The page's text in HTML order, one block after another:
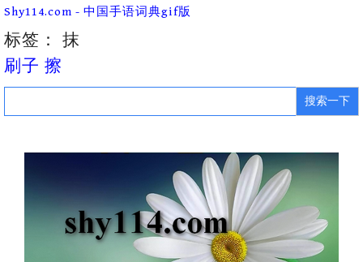
Skip
content
Shy114.com - 中国手语词典gif版
标签： 抹
刷子 擦
Search